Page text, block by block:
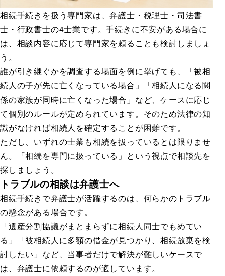
相続手続きを扱う専門家は、弁護士・税理士・司法書
士・行政書士の4士業です。手続きに不安がある場合に
は、相談内容に応じて専門家を頼ることも検討しましょ
う。
誰が引き継ぐかを調査する場面を例に挙げても、「被相
続人の子が先に亡くなっている場合」「相続人になる関
係の家族が同時に亡くなった場合」など、ケースに応じ
て個別のルールが定められています。そのため法律の知
識がなければ相続人を確定することが困難です。
ただし、いずれの士業も相続を扱っているとは限りませ
ん。「相続を専門に扱っている」という視点で相談先を
探しましょう。
トラブルの相談は弁護士へ
相続手続きで弁護士が活躍するのは、何らかのトラブル
の懸念がある場合です。
「遺産分割協議がまとまらずに相続人同士でもめてい
る」「被相続人に多額の借金が見つかり、相続放棄を検
討したい」など、当事者だけで解決が難しいケースで
は、弁護士に依頼するのが適しています。